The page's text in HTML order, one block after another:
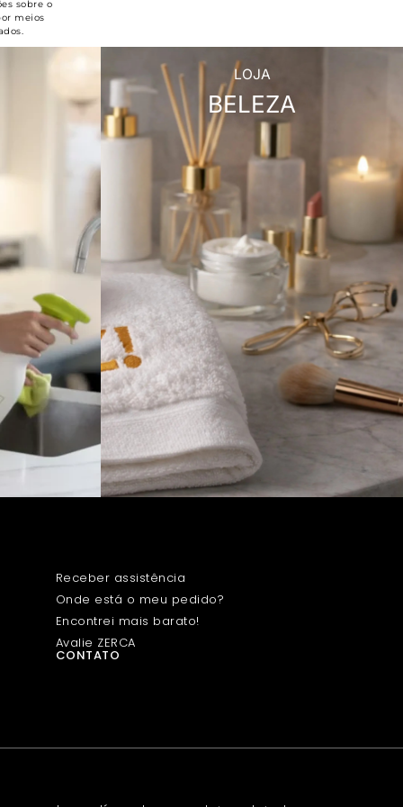
sobre o
meios
LOJA
BELEZA
Receber assistência
Onde está o meu pedido?
Encontrei mais barato!
Avalie ZERCA
CONTATO